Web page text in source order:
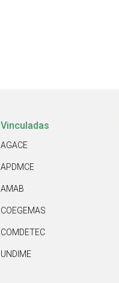
Vinculadas
AGACE
APDMCE
AMAB
COEGEMAS
COMDETEC
UNDIME